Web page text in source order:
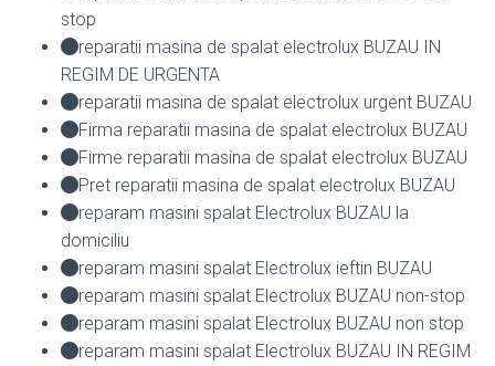
stop
reparatii masina de spalat electrolux BUZAU IN
REGIM DE URGENTA
reparatii masina de spalat electrolux urgent BUZAU
Firma reparatii masina de spalat electrolux BUZAU
Firme reparatii masina de spalat electrolux BUZAU
Pret reparatii masina de spalat electrolux BUZAU
reparam masini spalat Electrolux BUZAU la
domiciliu
reparam masini spalat Electrolux ieftin BUZAU
reparam masini spalat Electrolux BUZAU non-stop
reparam masini spalat Electrolux BUZAU non stop
reparam masini spalat Electrolux BUZAU IN REGIM